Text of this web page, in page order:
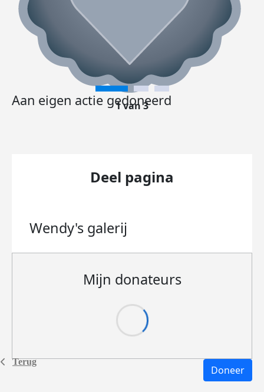
Terug
Aan eigen actie gedoneerd
1 van 3
Deel pagina
Wendy's galerij
Mijn donateurs
Doneer